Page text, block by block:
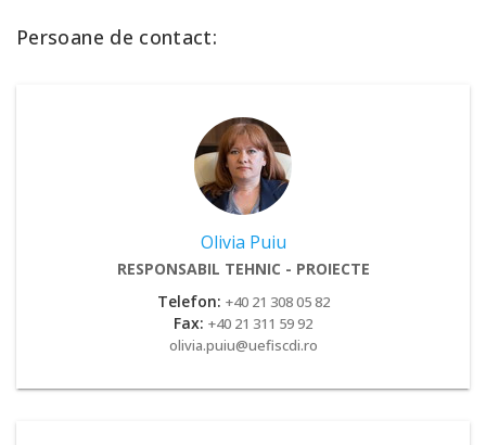
Persoane de contact:
Olivia Puiu
RESPONSABIL TEHNIC - PROIECTE
Telefon: +40 21 308 05 82
Fax: +40 21 311 59 92
olivia.puiu@uefiscdi.ro